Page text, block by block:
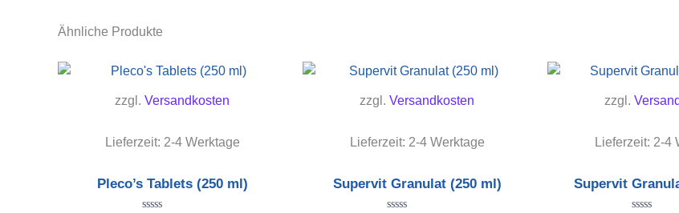
Ähnliche Produkte
zzgl. Versandkosten
Lieferzeit: 2-4 Werktage
Pleco’s Tablets (250 ml)
zzgl. Versandkosten
Lieferzeit: 2-4 Werktage
Supervit Granulat (250 ml)
zzgl.
Lieferzeit: 2-4
Supervit